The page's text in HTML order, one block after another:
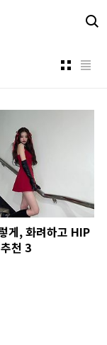
게, 화려하고 HIP
천 3